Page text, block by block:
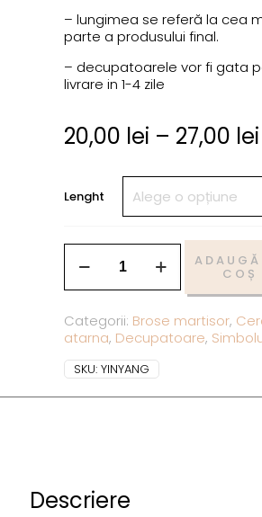
– lungimea se referă la cea
parte a produsului final.
– decupatoarele vor fi gata
livrare in 1-4 zile
20,00 lei – 27,00 lei
Lenght
COȘ
Categorii: Brose martisor,
atarna, Decupatoare,
SKU:YINYANG
Descriere